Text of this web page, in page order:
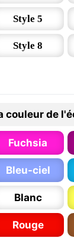
Style 5
Style 8
couleur de
Fuchsia
Bleu-ciel
Blanc
Rouge